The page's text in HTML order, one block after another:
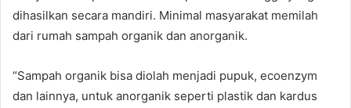
dihasilkan secara mandiri. Minimal masyarakat memilah
dari rumah sampah organik dan anorganik.
“Sampah organik bisa diolah menjadi pupuk, ecoenzym
dan lainnya, untuk anorganik seperti plastik dan kardus